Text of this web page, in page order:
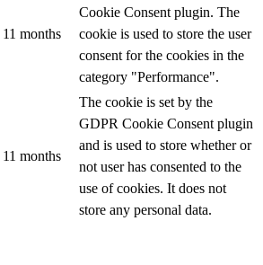
11 months
Cookie Consent plugin. The
cookie is used to store the user
consent for the cookies in the
category "Performance".
11 months
The cookie is set by the
GDPR Cookie Consent plugin
and is used to store whether or
not user has consented to the
use of cookies. It does not
store any personal data.